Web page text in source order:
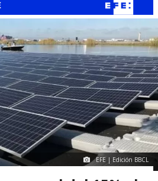
EFE | Edición BBCL